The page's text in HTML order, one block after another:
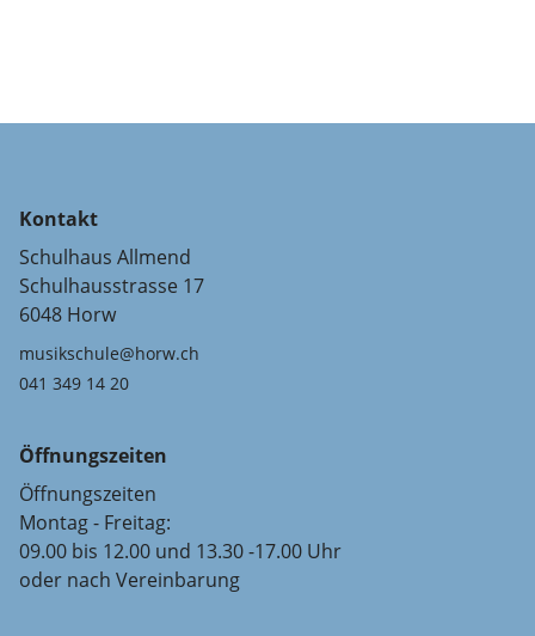
Kontakt
Schulhaus Allmend
Schulhausstrasse 17
6048 Horw
musikschule@horw.ch
041 349 14 20
Öffnungszeiten
Öffnungszeiten
Montag - Freitag:
09.00 bis 12.00 und 13.30 -17.00 Uhr
oder nach Vereinbarung